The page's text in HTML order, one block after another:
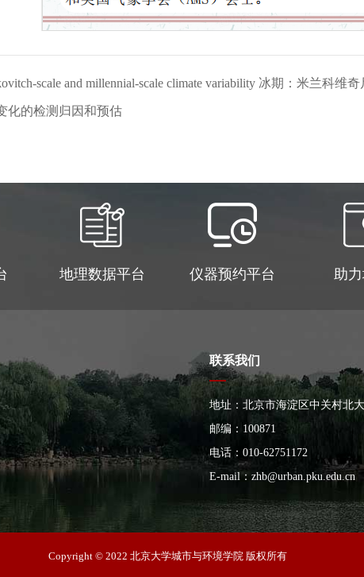
scale and millennial-scale climate variability 冰期：米兰科维
化的检测归因和预估
地理数据平台 仪器预约平台 助
联系我们
地址：北京市海淀区中关村北
大楼
邮编：100871
电话：010-62751172
E-mail： zhb@urban.pku.edu.cn
Copyright © 2022 北京大学城市与环境学院 版权所有